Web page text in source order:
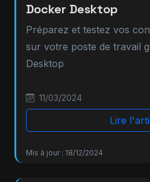
Docker Desktop
Préparez et testez vos
sur votre poste de travail
Desktop
11/03/2024
Lire
Mis à jour : 18/12/2024